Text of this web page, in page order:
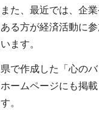
また、最近では、企
ある方が経済活動に
います。
県で作成した「心の
ホームページにも掲
す。